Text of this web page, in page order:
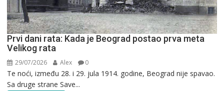
Prvi dani rata: Kada je Beograd postao prva meta
Velikog rata
29/07/2026 Alex 0
Te noći, između 28. i 29. jula 1914. godine, Beograd nije spavao.
Sa druge strane Save...